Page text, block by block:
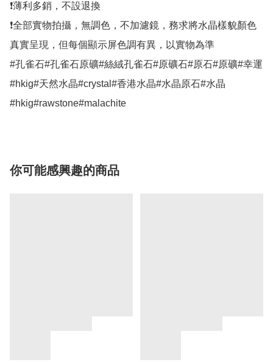
❗薄利多銷，不設退換
❗全部實物拍攝，無調色，不加濾鏡，務求將水晶樣貌顏色
真實呈現，但每個顯示屏色調有異，以實物為準
#孔雀石#孔雀石原礦#絲絨孔雀石#原礦石#原石#原礦#幸運
#hkig#天然水晶#crystal#香港水晶#水晶原石#水晶
#hkig#rawstone#malachite
你可能感興趣的商品